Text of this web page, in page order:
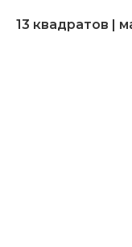
13 квадратов |